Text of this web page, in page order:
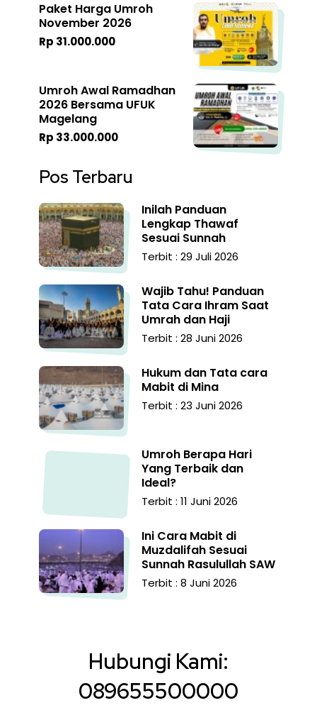
Paket Harga Umroh
November 2026
Rp 31.000.000
Umroh Awal Ramadhan
2026 Bersama UFUK
Magelang
Rp 33.000.000
Pos Terbaru
Inilah Panduan
Lengkap Thawaf
Sesuai Sunnah
Terbit : 29 Juli 2026
Wajib Tahu! Panduan
Tata Cara Ihram Saat
Umrah dan Haji
Terbit : 28 Juni 2026
Hukum dan Tata cara
Mabit di Mina
Terbit : 23 Juni 2026
Umroh Berapa Hari
Yang Terbaik dan
Ideal?
Terbit : 11 Juni 2026
Ini Cara Mabit di
Muzdalifah Sesuai
Sunnah Rasulullah SAW
Terbit : 8 Juni 2026
Hubungi Kami:
089655500000